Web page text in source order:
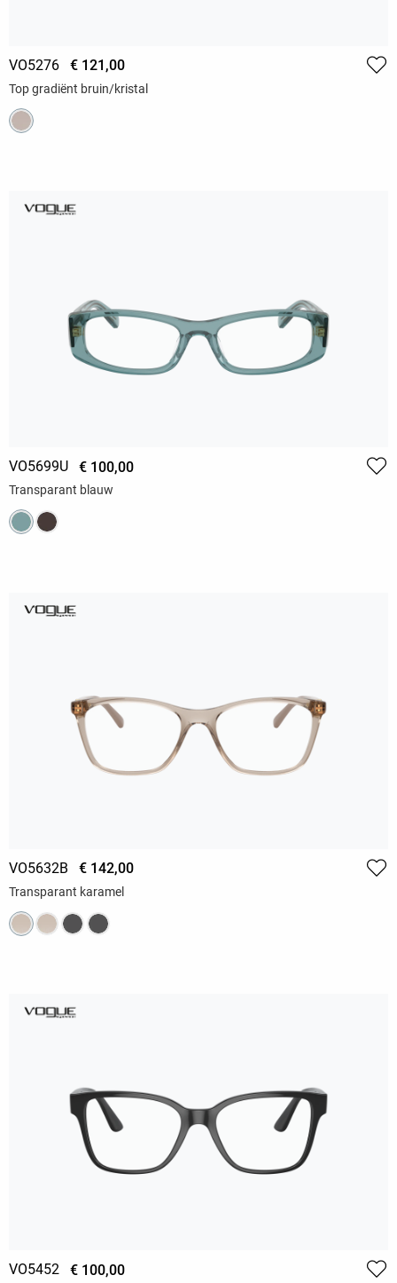
VO5276 € 121,00
Top gradiënt bruin/kristal
VO5699U € 100,00
Transparant blauw
VO5632B € 142,00
Transparant karamel
VO5452 € 100,00